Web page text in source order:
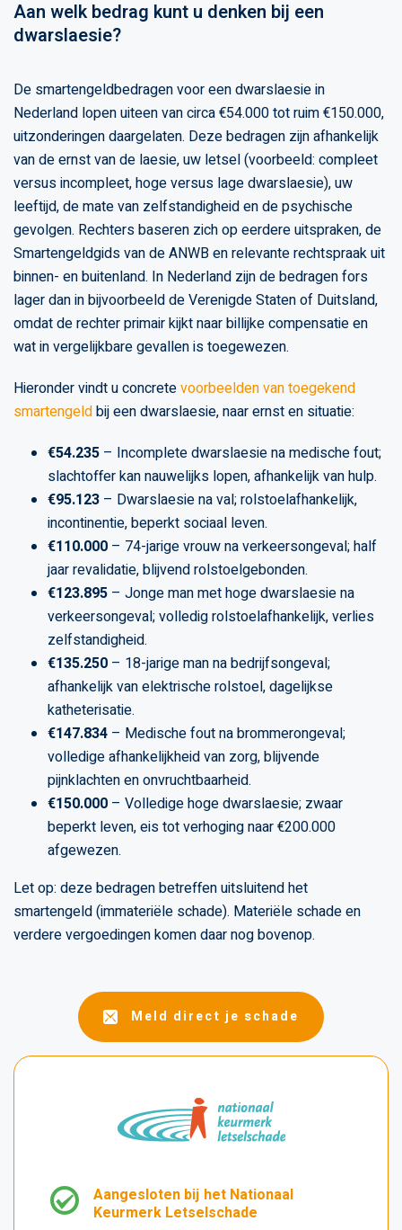
Aan welk bedrag kunt u denken bij een
dwarslaesie?
De smartengeldbedragen voor een dwarslaesie in
Nederland lopen uiteen van circa €54.000 tot ruim €150.000,
uitzonderingen daargelaten. Deze bedragen zijn afhankelijk
van de ernst van de laesie, uw letsel (voorbeeld: compleet
versus incompleet, hoge versus lage dwarslaesie), uw
leeftijd, de mate van zelfstandigheid en de psychische
gevolgen. Rechters baseren zich op eerdere uitspraken, de
Smartengeldgids van de ANWB en relevante rechtspraak uit
binnen- en buitenland. In Nederland zijn de bedragen fors
lager dan in bijvoorbeeld de Verenigde Staten of Duitsland,
omdat de rechter primair kijkt naar billijke compensatie en
wat in vergelijkbare gevallen is toegewezen.
Hieronder vindt u concretevoorbeelden van toegekend
smartengeldbij een dwarslaesie, naar ernst en situatie:
€54.235– Incomplete dwarslaesie na medische fout;
slachtoffer kan nauwelijks lopen, afhankelijk van hulp.
€95.123– Dwarslaesie na val; rolstoelafhankelijk,
incontinentie, beperkt sociaal leven.
€110.000– 74-jarige vrouw na verkeersongeval; half
jaar revalidatie, blijvend rolstoelgebonden.
€123.895– Jonge man met hoge dwarslaesie na
verkeersongeval; volledig rolstoelafhankelijk, verlies
zelfstandigheid.
€135.250– 18-jarige man na bedrijfsongeval;
afhankelijk van elektrische rolstoel, dagelijkse
katheterisatie.
€147.834– Medische fout na brommerongeval;
volledige afhankelijkheid van zorg, blijvende
pijnklachten en onvruchtbaarheid.
€150.000– Volledige hoge dwarslaesie; zwaar
beperkt leven, eis tot verhoging naar €200.000
afgewezen.
Let op: deze bedragen betreffen uitsluitend het
smartengeld (immateriële schade). Materiële schade en
verdere vergoedingen komen daar nog bovenop.
Meld direct je schade
Aangesloten bij het Nationaal
Keurmerk Letselschade